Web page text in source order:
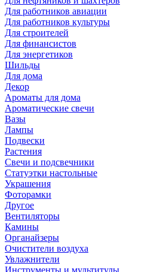
Для работников авиации
Для работников культуры
Для строителей
Для финансистов
Для энергетиков
Шильды
Для дома
Декор
Ароматы для дома
Ароматические свечи
Вазы
Лампы
Подвески
Растения
Свечи и подсвечники
Статуэтки настольные
Украшения
Фоторамки
Другое
Вентиляторы
Камины
Органайзеры
Очистители воздуха
Увлажнители
Инструменты и мультитулы